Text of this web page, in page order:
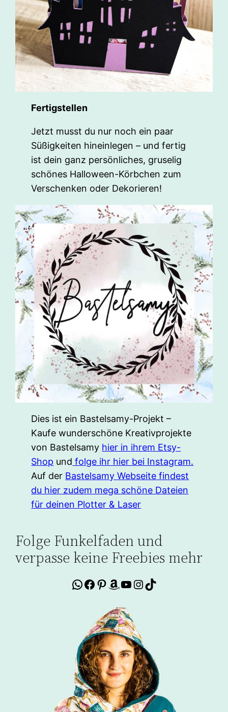
Fertigstellen
Jetzt musst du nur noch ein paar
Süßigkeiten hineinlegen – und fertig
ist dein ganz persönliches, gruselig
schönes Halloween-Körbchen zum
Verschenken oder Dekorieren!
Dies ist ein Bastelsamy-Projekt –
Kaufe wunderschöne Kreativprojekte
von Bastelsamy hier in ihrem Etsy-
Shop und folge ihr hier bei Instagram.
Auf der Bastelsamy Webseite findest
du hier zudem mega schöne Dateien
für deinen Plotter & Laser
Folge Funkelfaden und
verpasse keine Freebies mehr
WhatsApp
Facebook
Pinterest
Amazon
YouTube
Instagram
TikTok